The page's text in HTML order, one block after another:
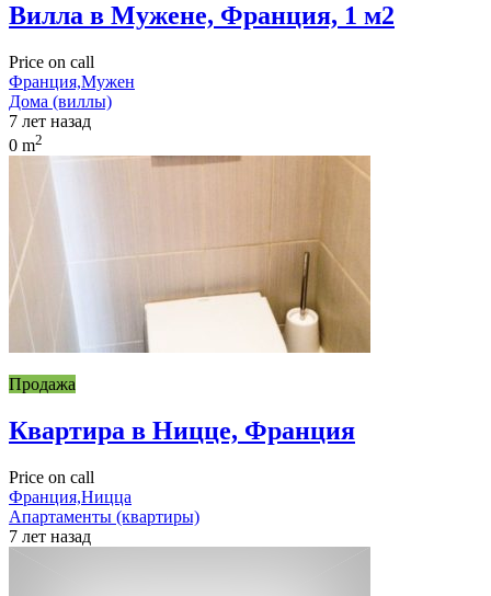
Вилла в Мужене, Франция, 1 м2
Price on call
Франция,Мужен
Дома (виллы)
7 лет назад
0 m2
Продажа
Квартира в Ницце, Франция
Price on call
Франция,Ницца
Апартаменты (квартиры)
7 лет назад